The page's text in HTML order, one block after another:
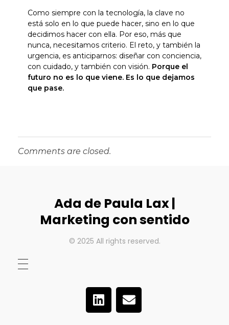
Como siempre con la tecnología, la clave no
está solo en lo que puede hacer, sino en lo que
decidimos hacer con ella. Por eso, más que
nunca, necesitamos criterio. El reto, y también la
urgencia, es anticiparnos: diseñar con conciencia,
con cuidado, y también con visión. Porque el
futuro no es lo que viene. Es lo que dejamos
que pase.
Comments are closed.
Ada de Paula Lax |
Marketing con sentido
© 2025 All rights reserved.